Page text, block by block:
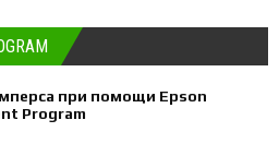
при помощи Epson
Program